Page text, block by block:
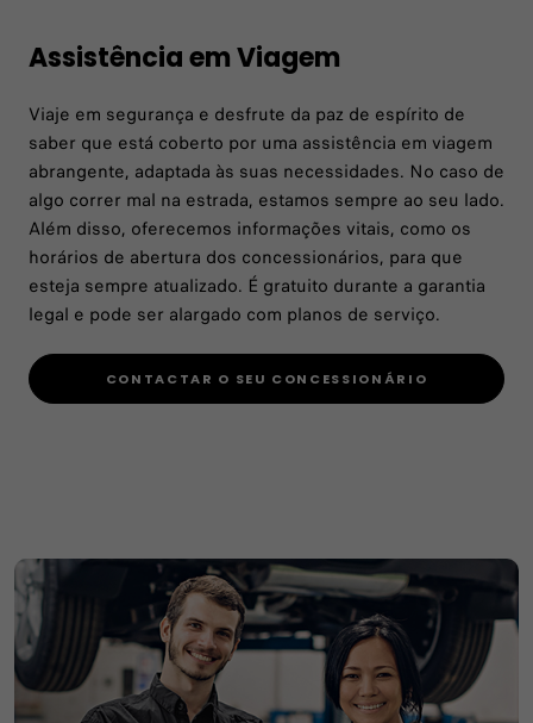
Assistência em Viagem
CONTACTAR O SEU CONCESSIONÁRIO
Assistência em Viagem
Viaje em segurança e desfrute da paz de espírito de
saber que está coberto por uma assistência em viagem
abrangente, adaptada às suas necessidades. No caso de
algo correr mal na estrada, estamos sempre ao seu lado.
Além disso, oferecemos informações vitais, como os
horários de abertura dos concessionários, para que
esteja sempre atualizado. É gratuito durante a garantia
legal e pode ser alargado com planos de serviço.
CONTACTAR O SEU CONCESSIONÁRIO